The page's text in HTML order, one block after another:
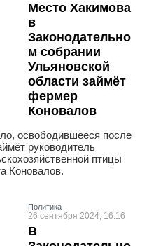
Место Хакимова
в
Законодательно
м собрании
Ульяновской
области займёт
фермер
Коновалов
освободившееся после
руководитель
птицы
Коновалов.
Политика
26 сентября 2024, 16:16
В